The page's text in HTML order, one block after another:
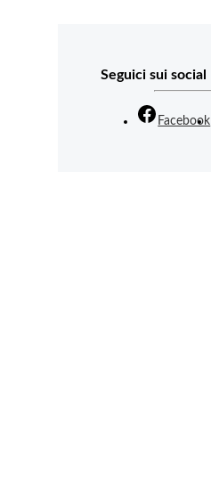
Seguici sui social
Facebook